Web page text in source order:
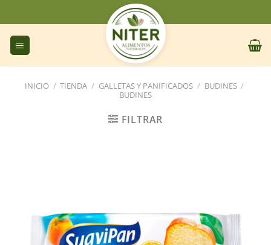
al
contenido
INICIO / TIENDA / GALLETAS Y PANIFICADOS / BUDINES /
BUDINES
FILTRAR